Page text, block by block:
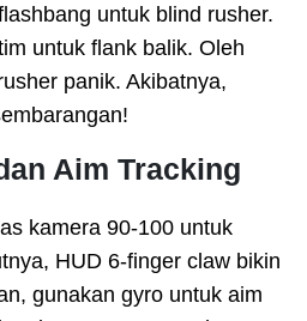
untuk blind rusher.
untuk flank balik. Oleh
panik. Akibatnya,
Aim Tracking
kamera 90-100 untuk
HUD 6-finger claw bikin
gunakan gyro untuk aim